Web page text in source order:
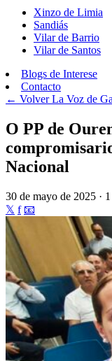
Xinzo de Limia
Sandiás
Vilar de Barrio
Vilar de Santos
Blogs de Interese
Contacto
← VolverLa Voz de
O PP de
Nacional
30 de mayo de 2025 ·
𝕏 f 📧